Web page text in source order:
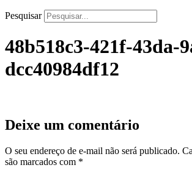
Pesquisar
48b518c3-421f-43da-
dcc40984df12
Deixe um comentário
O seu endereço de e-mail não será publicado.
são marcados com *